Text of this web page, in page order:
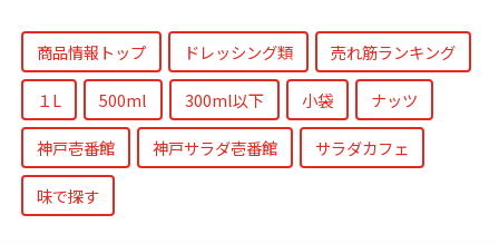
商品情報トップ ドレッシング類 売れ筋ランキング
１L 500ml 300ml以下 小袋 ナッツ
神戸壱番館 神戸サラダ壱番館 サラダカフェ
味で探す